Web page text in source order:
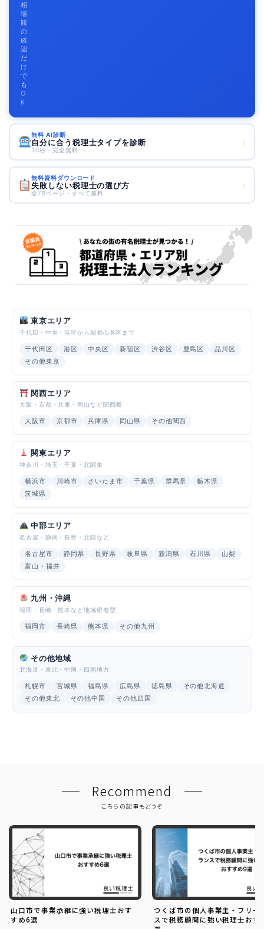
相
場
観
の
確
認
だ
け
で
も
O
K
無料 AI診断
自分に合う税理士タイプを診断
30秒・完全無料
›
無料資料ダウンロード
失敗しない税理士の選び方
全78ページ・すべて無料
›
東京エリア
千代田・中央・港区から副都心各区まで
千代田区 港区 中央区 新宿区 渋谷区 豊島区
品川区
その他東京
関西エリア
大阪・京都・兵庫・岡山など関西圏
大阪市 京都市 兵庫県 岡山県 その他関西
関東エリア
神奈川・埼玉・千葉・北関東
横浜市 川崎市 さいたま市 千葉県 群馬県
栃木県
茨城県
中部エリア
名古屋・静岡・長野・北陸など
名古屋市 静岡県 長野県 岐阜県 新潟県 石川県
山梨
富山・福井
九州・沖縄
福岡・長崎・熊本など地域密着型
福岡市 長崎県 熊本県 その他九州
その他地域
北海道・東北・中国・四国地方
札幌市 宮城県 福島県 広島県 徳島県
その他北海道
その他東北
その他中国 その他四国
Recommend
こちらの記事もどうぞ
山口市で事業承継に強い税理士おす
すめ6選
つくば市の個人事業主・フリー
スで税務顧問に強い税理士おす